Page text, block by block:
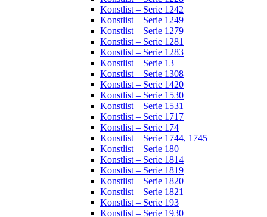
Konstlist – Serie 1242
Konstlist – Serie 1249
Konstlist – Serie 1279
Konstlist – Serie 1281
Konstlist – Serie 1283
Konstlist – Serie 13
Konstlist – Serie 1308
Konstlist – Serie 1420
Konstlist – Serie 1530
Konstlist – Serie 1531
Konstlist – Serie 1717
Konstlist – Serie 174
Konstlist – Serie 1744, 1745
Konstlist – Serie 180
Konstlist – Serie 1814
Konstlist – Serie 1819
Konstlist – Serie 1820
Konstlist – Serie 1821
Konstlist – Serie 193
Konstlist – Serie 1930